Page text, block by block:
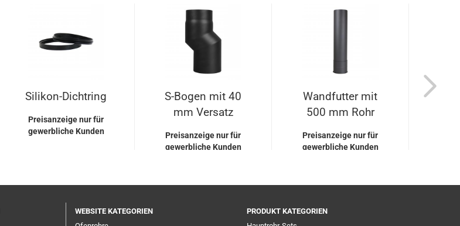
Silikon-Dichtring
Preisanzeige nur für
gewerbliche Kunden
S-Bogen mit 40
mm Versatz
Preisanzeige nur für
gewerbliche Kunden
Wandfutter mit
500 mm Rohr
Preisanzeige nur für
gewerbliche Kunden
WEBSITE KATEGORIEN
PRODUKT KATEGORIEN